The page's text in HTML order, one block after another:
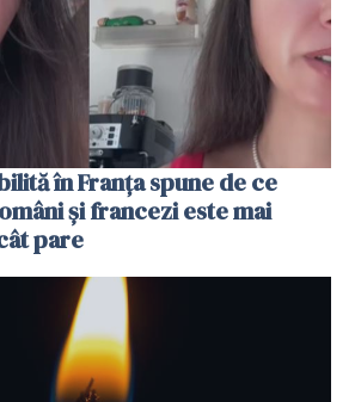
în Franța spune de ce
și francezi este mai
pare